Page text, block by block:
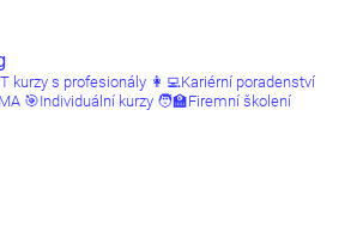
kurzy s profesionály 👩‍💻Kariérní poradenství
🎯Individuální kurzy 🧑‍🏫Firemní školení